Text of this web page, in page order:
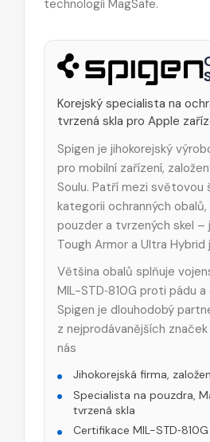
technologií MagSafe.
Korejský specialista na
tvrzená skla pro Apple
Spigen je jihokorejský
pro mobilní zařízení,
Soulu. Patří mezi světovou
kategorii ochranných obalů,
pouzder a tvrzených skel –
Tough Armor a Ultra Hybrid
Většina obalů splňuje
MIL-STD‑810G proti pádu
Spigen je dlouhodobý
z nejprodávanějších značek
nás
Jihokorejská firma,
Specialista na pouzdra,
tvrzená skla
Certifikace MIL-